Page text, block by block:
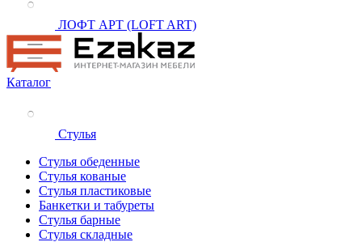
ЛОФТ АРТ (LOFT ART)
Каталог
Стулья
Стулья обеденные
Стулья кованые
Стулья пластиковые
Банкетки и табуреты
Стулья барные
Стулья складные